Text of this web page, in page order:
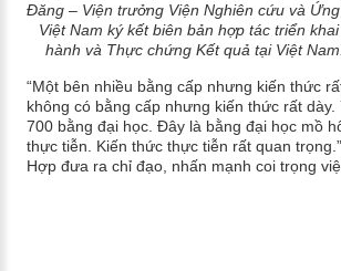
Đăng – Viện trưởng Viện Nghiên cứu và
Việt Namký kết biên bảnhợp tác triển
hành và Thực chứng Kết quả tại Việt Nam.
“Một bên nhiều bằng cấp nhưng kiến thức
không có bằng cấp nhưng kiến thức rất dày.
700 bằng đại học. Đây là bằng đại học mồ
thực tiễn. Kiến thức thực tiễn rất quan
Hợp đưa ra chỉ đạo, nhấn mạnh coi trọng